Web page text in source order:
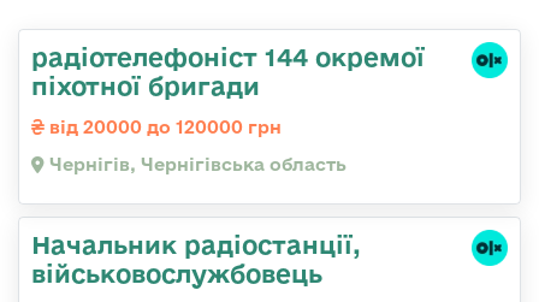
радіотелефоніст 144 окремої
піхотної бригади
від 20000 до 120000 грн
Чернігів, Чернігівська область
Начальник радіостанції,
військовослужбовець